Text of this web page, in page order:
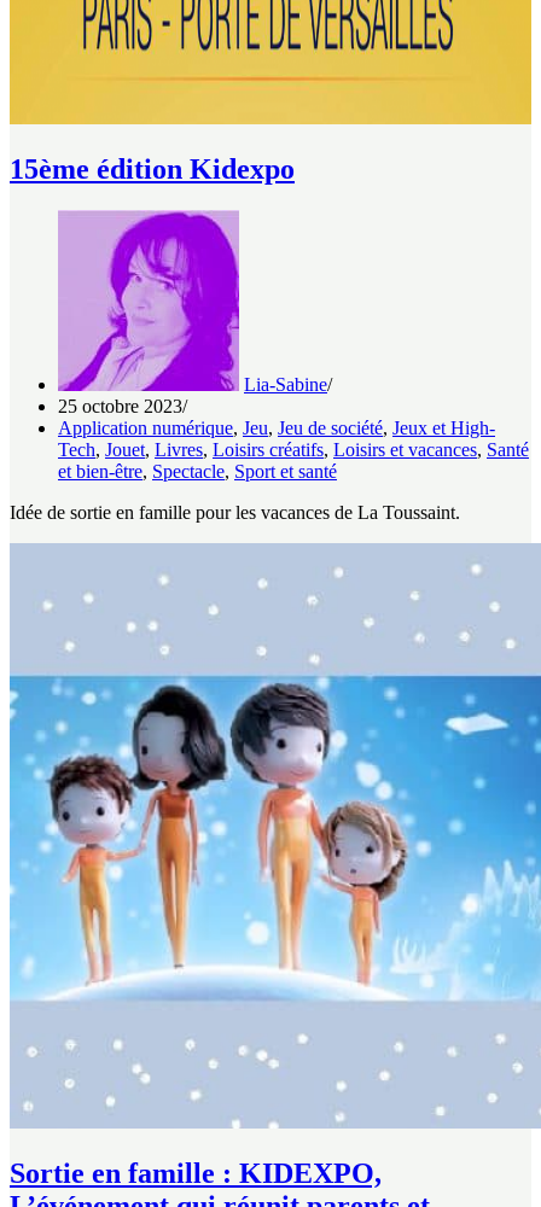
15ème édition Kidexpo
Lia-Sabine
25 octobre 2023
Application numérique, Jeu, Jeu de société, Jeux et High-
Tech, Jouet, Livres, Loisirs créatifs, Loisirs et vacances, Santé
et bien-être, Spectacle, Sport et santé
Idée de sortie en famille pour les vacances de La Toussaint.
Sortie en famille : KIDEXPO,